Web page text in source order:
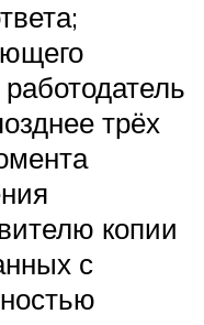
трёх
копии
с